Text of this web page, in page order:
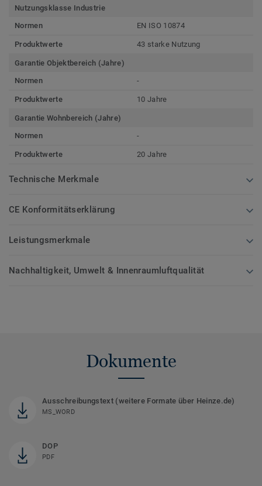
Nutzungsklasse Industrie
Normen
EN ISO 10874
Produktwerte 43 starke Nutzung
Garantie Objektbereich (Jahre)
Normen
-
Produktwerte 10 Jahre
Garantie Wohnbereich (Jahre)
Normen
-
Produktwerte 20 Jahre
Technische Merkmale
CE Konformitätserklärung
Leistungsmerkmale
Nachhaltigkeit, Umwelt & Innenraumluftqualität
Dokumente
Ausschreibungstext (weitere Formate über Heinze.de)
MS_WORD
DOP
PDF